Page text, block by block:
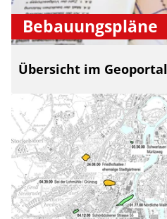
Bebauungspläne
Übersicht im Geoportal